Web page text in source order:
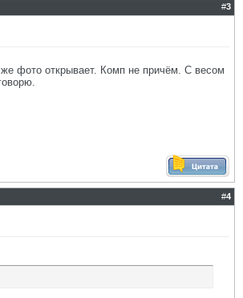
#3
фото открывает. Комп не причём. С весом
#4